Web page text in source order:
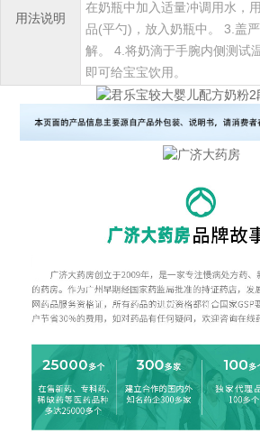
用法说明
在奶瓶中加入适量冲调用水，
品(平勺)，放入奶瓶中。 3.盖
解。 4.将奶滴于手腕内侧测试
即可给宝宝饮用。